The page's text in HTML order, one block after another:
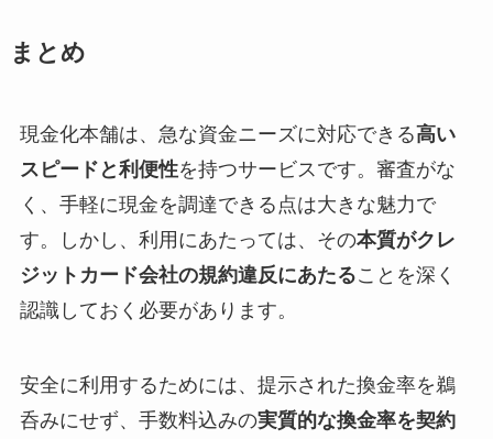
まとめ
現金化本舗は、急な資金ニーズに対応できる高い
スピードと利便性を持つサービスです。審査がな
く、手軽に現金を調達できる点は大きな魅力で
す。しかし、利用にあたっては、その本質がクレ
ジットカード会社の規約違反にあたることを深く
認識しておく必要があります。
安全に利用するためには、提示された換金率を鵜
呑みにせず、手数料込みの実質的な換金率を契約